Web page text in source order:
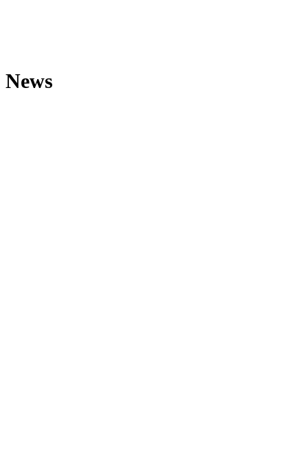
News